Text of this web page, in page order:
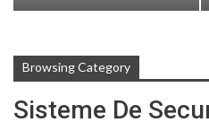
Browsing Category
Sisteme De